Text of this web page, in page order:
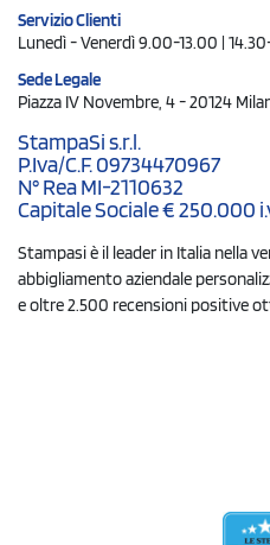
Servizio Clienti
Lunedì - Venerdì 9.00-13.00 |
Sede Legale
Piazza IV Novembre, 4 - 20124
StampaSi s.r.l.
P.Iva/C.F. 09734470967
N° Rea MI-2110632
Capitale Sociale € 250.000
Stampasi è il leader in Italia nella
abbigliamento aziendale
e oltre 2.500 recensioni positive